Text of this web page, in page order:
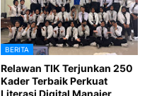
BERITA
Relawan TIK Terjunkan 250
Kader Terbaik Perkuat